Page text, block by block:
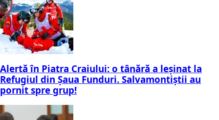
Alertă în Piatra Craiului: o tânără a leșinat la
Refugiul din Șaua Funduri. Salvamontiștii au
pornit spre grup!